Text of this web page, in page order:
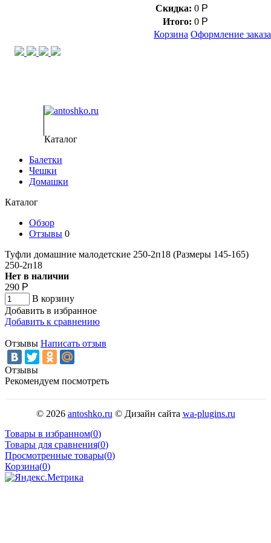
Контакт через мессенджеры:
0
Скидка: 0 Р
Итого: 0 Р
Корзина Оформление заказа
Каталог
Балетки
Чешки
Домашки
Каталог
Обзор
Отзывы 0
Туфли домашние малодетские 250-2п18 (Размеры 145-165)
250-2п18
Нет в наличии
290 Р
В корзину
Добавить в избранное
Добавить к сравнению
Отзывы Написать отзыв
Отзывы
Рекомендуем посмотреть
© 2026 antoshko.ru © Дизайн сайта wa-plugins.ru
Товары в избранном(0)
Товары для сравнения(0)
Просмотренные товары(0)
Корзина(0)